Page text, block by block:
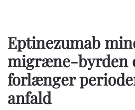
Eptinezumab
migræne-byrden
forlænger
anfald